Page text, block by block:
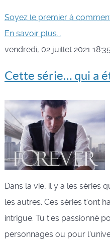
Soyez le premier à
En savoir plus...
vendredi, 02 juillet 2021 18:35
Cette série… qui a
Dans la vie, il y a les séries
les autres. Ces séries t'ont
intrigue. Tu t'es passionné
personnages ou pour